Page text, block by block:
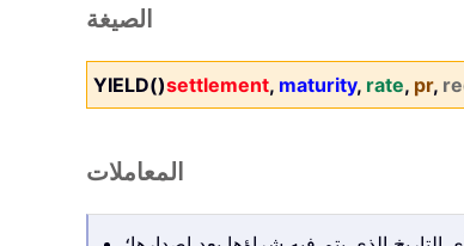
الصيغة
YIELD()settlement, maturity, rate, pr,
المعاملات